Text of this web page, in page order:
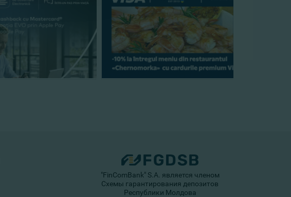
"FinComBank" S.A. является членом
Схемы гарантирования депозитов
Республики Молдова